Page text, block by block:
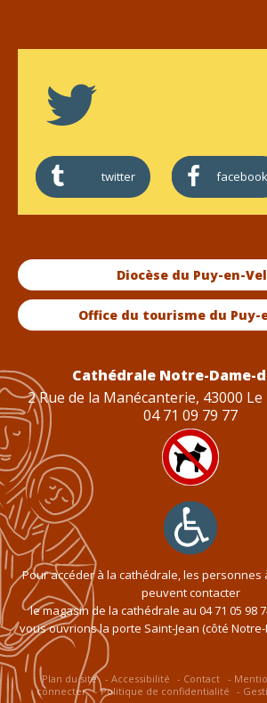
twitter facebook
Diocèse du Puy-en-
Office du tourisme du Puy-
Cathédrale Notre-Dame-
2 Rue de la Manécanterie, 43000
04 71 09 79 77
Pour accéder à la cathédrale, les personnes
peuvent contacter
le magasin de la cathédrale au 04 71 05 98
vous ouvrions la porte Saint-Jean (côté Notre-
Plan du site Accessibilité Contact
connecter
Politique de confidentialité